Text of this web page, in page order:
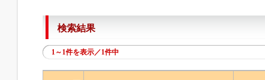
検索結果
1～1件を表示／1件中